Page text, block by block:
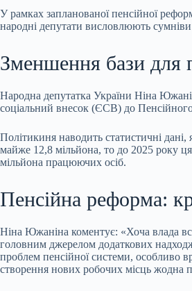
У рамках запланованої пенсійної
народні депутати висловлюють сумніви
Зменшення бази для
Народна депутатка України Ніна
соціальний внесок (ЄСВ) до
Політикиня наводить статистичні
майже 12,8 мільйона, то до 2025 року
мільйона працюючих осіб.
Пенсійна реформа:
Ніна Южаніна коментує: «Хоча влада
головним джерелом додаткових
проблем пенсійної системи, особливо
створення нових робочих місць жодна